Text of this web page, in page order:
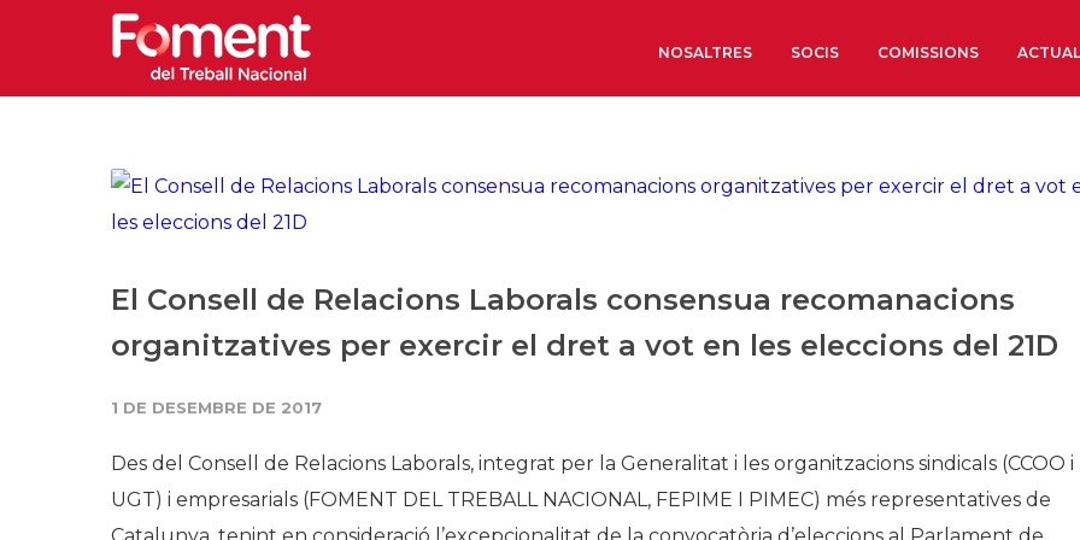
NOSALTRES
Institut d’Estudis
Societat Barcelonesa
Coneix més
SOCIS COMISSIONS
El Consell de Relacions Laborals consensua recomanacions
organitzatives per exercir el dret a vot en les eleccions del 21D
1 DE DESEMBRE DE 2017
Des del Consell de Relacions Laborals, integrat per la Generalitat i les organitzacions sindicals (CCOO i
UGT) i empresarials (FOMENT DEL TREBALL NACIONAL, FEPIME I PIMEC) més representatives de